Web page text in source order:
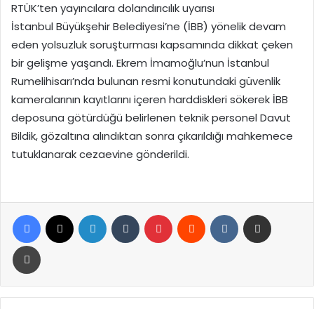
RTÜK’ten yayıncılara dolandırıcılık uyarısı
İstanbul Büyükşehir Belediyesi’ne (İBB) yönelik devam
eden yolsuzluk soruşturması kapsamında dikkat çeken
bir gelişme yaşandı. Ekrem İmamoğlu’nun İstanbul
Rumelihisarı’nda bulunan resmi konutundaki güvenlik
kameralarının kayıtlarını içeren harddiskleri sökerek İBB
deposuna götürdüğü belirlenen teknik personel Davut
Bildik, gözaltına alındıktan sonra çıkarıldığı mahkemece
tutuklanarak cezaevine gönderildi.
Facebook LinkedIn Tumblr Pinterest Reddit VKontakte
Yazdır